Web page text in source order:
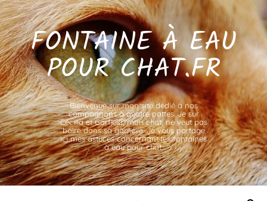
FONTAINE À EAU
POUR CHAT.FR
Bienvenue sur mon site dédié à nos
compagnons à quatre pattes. Je sur
Cécilia et Garfield, mon chat, ne veut pas
boire dans sa gamelle. Je vous partage
ici mes astuces concernant les fontaines
à eau pour chat.